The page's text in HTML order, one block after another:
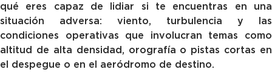
qué eres capaz de lidiar si te encuentras en una
situación adversa: viento, turbulencia y las
condiciones operativas que involucran temas como
altitud de alta densidad, orografía o pistas cortas en
el despegue o en el aeródromo de destino.